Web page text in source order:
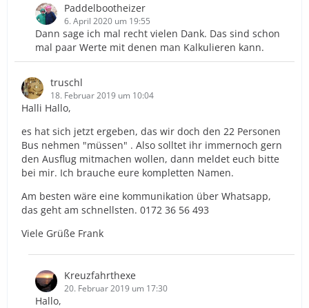
Paddelbootheizer
6. April 2020 um 19:55
Dann sage ich mal recht vielen Dank. Das sind schon
mal paar Werte mit denen man Kalkulieren kann.
truschl
18. Februar 2019 um 10:04
Halli Hallo,
es hat sich jetzt ergeben, das wir doch den 22 Personen
Bus nehmen "müssen" . Also solltet ihr immernoch gern
den Ausflug mitmachen wollen, dann meldet euch bitte
bei mir. Ich brauche eure kompletten Namen.
Am besten wäre eine kommunikation über Whatsapp,
das geht am schnellsten. 0172 36 56 493
Viele Grüße Frank
Kreuzfahrthexe
20. Februar 2019 um 17:30
Hallo,